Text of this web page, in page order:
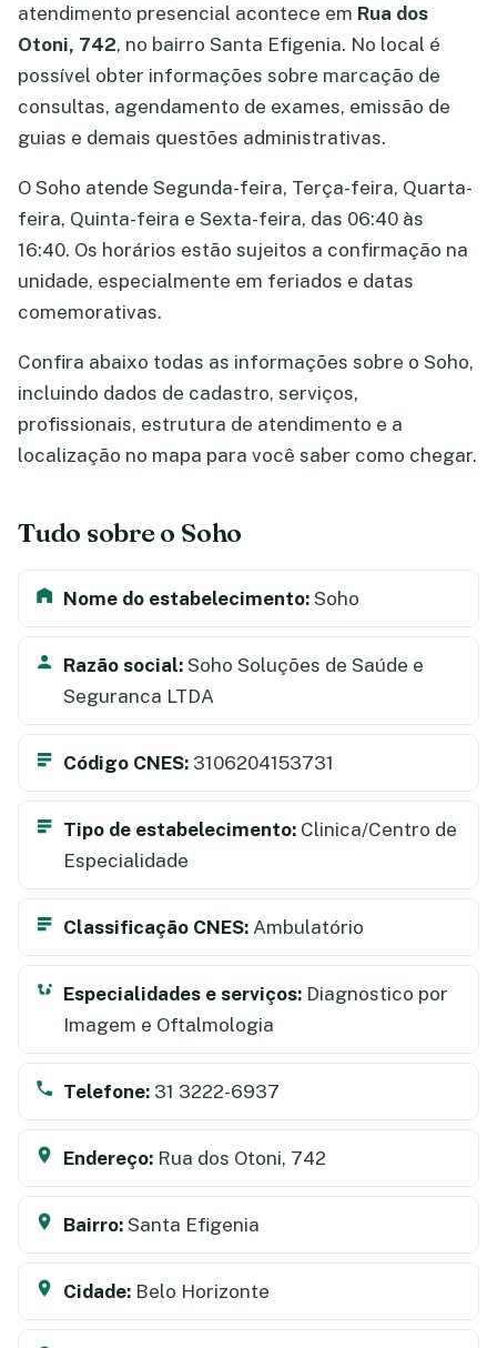
atendimento presencial acontece em Rua dos
Otoni, 742, no bairro Santa Efigenia. No local é
possível obter informações sobre marcação de
consultas, agendamento de exames, emissão de
guias e demais questões administrativas.
O Soho atende Segunda-feira, Terça-feira, Quarta-
feira, Quinta-feira e Sexta-feira, das 06:40 às
16:40. Os horários estão sujeitos a confirmação na
unidade, especialmente em feriados e datas
comemorativas.
Confira abaixo todas as informações sobre o Soho,
incluindo dados de cadastro, serviços,
profissionais, estrutura de atendimento e a
localização no mapa para você saber como chegar.
Tudo sobre o Soho
Nome do estabelecimento: Soho
Razão social: Soho Soluções de Saúde e
Seguranca LTDA
Código CNES: 3106204153731
Tipo de estabelecimento: Clinica/Centro de
Especialidade
Classificação CNES: Ambulatório
Especialidades e serviços: Diagnostico por
Imagem e Oftalmologia
Telefone: 31 3222-6937
Endereço: Rua dos Otoni, 742
Bairro: Santa Efigenia
Cidade: Belo Horizonte